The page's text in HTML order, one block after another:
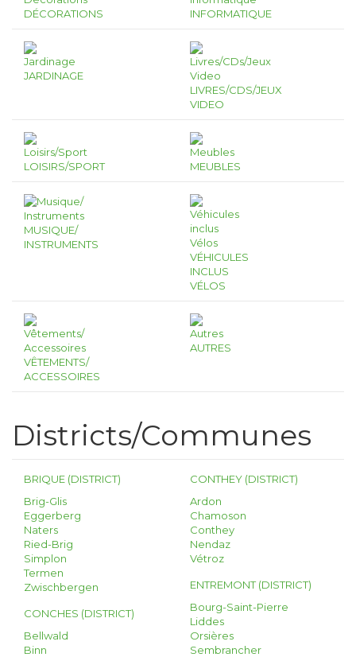
DÉCORATIONS INFORMATIQUE
JARDINAGE
LIVRES/CDS/JEUX
VIDEO
LOISIRS/SPORT MEUBLES
MUSIQUE/
INSTRUMENTS
VÉHICULES
INCLUS
VÉLOS
VÊTEMENTS/
ACCESSOIRES
AUTRES
Districts/Communes
BRIQUE (DISTRICT)
Brig-Glis
Eggerberg
Naters
Ried-Brig
Simplon
Termen
Zwischbergen
CONCHES (DISTRICT)
Bellwald
Binn
CONTHEY (DISTRICT)
Ardon
Chamoson
Conthey
Nendaz
Vétroz
ENTREMONT (DISTRICT)
Bourg-Saint-Pierre
Liddes
Orsières
Sembrancher